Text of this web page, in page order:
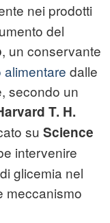
nei prodotti
del
, un conservante
alimentare dalle
secondo un
T. H.
su Science
intervenire
glicemia nel
meccanismo